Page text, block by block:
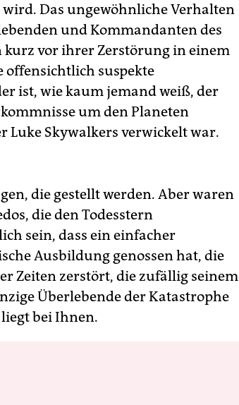
Das ungewöhnliche Verhalten
und Kommandanten des
kurz vor ihrer Zerstörung in einem
offensichtlich suspekte
ist, wie kaum jemand weiß, der
um den Planeten
Luke Skywalkers verwickelt war.
die gestellt werden. Aber waren
die den Todesstern
sein, dass ein einfacher
Ausbildung genossen hat, die
Zeiten zerstört, die zufällig seinem
Überlebende der Katastrophe
bei Ihnen.